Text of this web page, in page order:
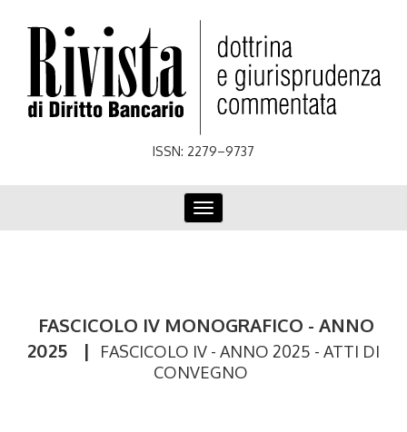
ISSN: 2279–9737
Toggle
navigation
FASCICOLO IV MONOGRAFICO - ANNO
2025
|
FASCICOLO IV - ANNO 2025 - ATTI DI
CONVEGNO